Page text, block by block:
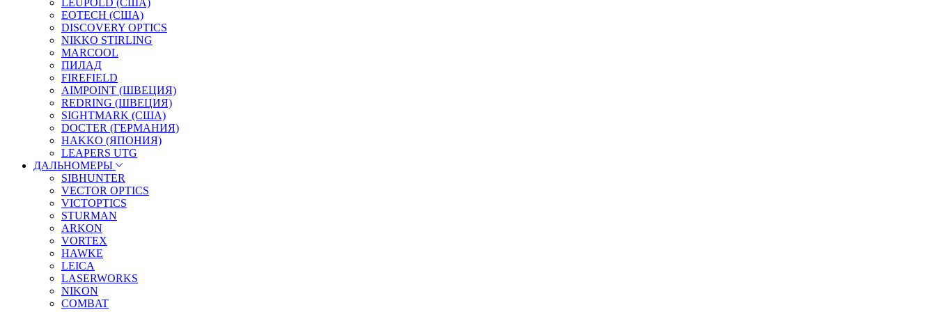
LEUPOLD (США)
EOTECH (США)
DISCOVERY OPTICS
NIKKO STIRLING
MARCOOL
ПИЛАД
FIREFIELD
AIMPOINT (ШВЕЦИЯ)
REDRING (ШВЕЦИЯ)
SIGHTMARK (США)
DOCTER (ГЕРМАНИЯ)
HAKKO (ЯПОНИЯ)
LEAPERS UTG
ДАЛЬНОМЕРЫ
SIBHUNTER
VECTOR OPTICS
VICTOPTICS
STURMAN
ARKON
VORTEX
HAWKE
LEICA
LASERWORKS
NIKON
COMBAT